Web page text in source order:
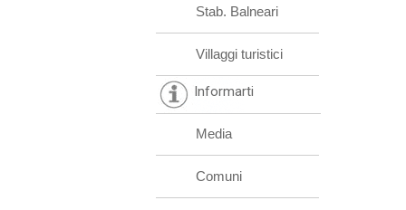
Stab. Balneari
Villaggi turistici
Informarti
Media
Comuni